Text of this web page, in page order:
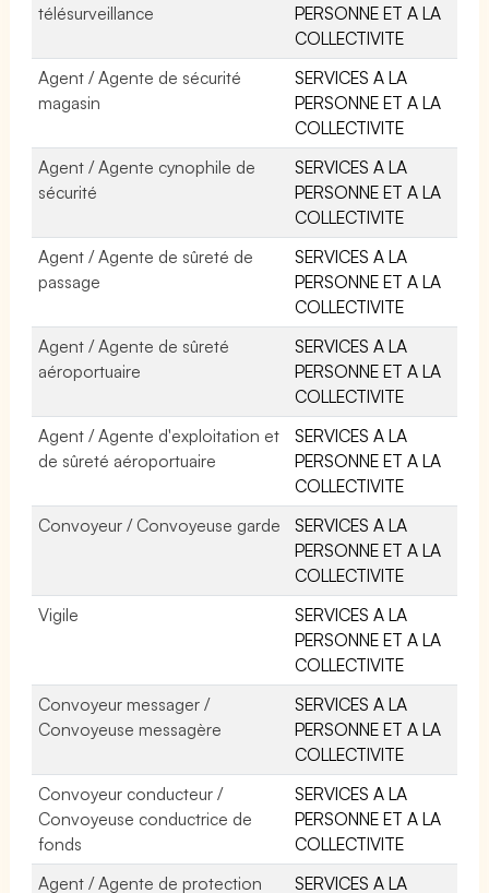
télésurveillance
PERSONNE ET A LA
COLLECTIVITE
Agent / Agente de sécurité
magasin
SERVICES A LA
PERSONNE ET A LA
COLLECTIVITE
Agent / Agente cynophile de
sécurité
SERVICES A LA
PERSONNE ET A LA
COLLECTIVITE
Agent / Agente de sûreté de
passage
SERVICES A LA
PERSONNE ET A LA
COLLECTIVITE
Agent / Agente de sûreté
aéroportuaire
SERVICES A LA
PERSONNE ET A LA
COLLECTIVITE
Agent / Agente d'exploitation et
de sûreté aéroportuaire
SERVICES A LA
PERSONNE ET A LA
COLLECTIVITE
Convoyeur / Convoyeuse garde
SERVICES A LA
PERSONNE ET A LA
COLLECTIVITE
Vigile
SERVICES A LA
PERSONNE ET A LA
COLLECTIVITE
Convoyeur messager /
Convoyeuse messagère
SERVICES A LA
PERSONNE ET A LA
COLLECTIVITE
Convoyeur conducteur /
Convoyeuse conductrice de
fonds
SERVICES A LA
PERSONNE ET A LA
COLLECTIVITE
Agent / Agente de protection
SERVICES A LA